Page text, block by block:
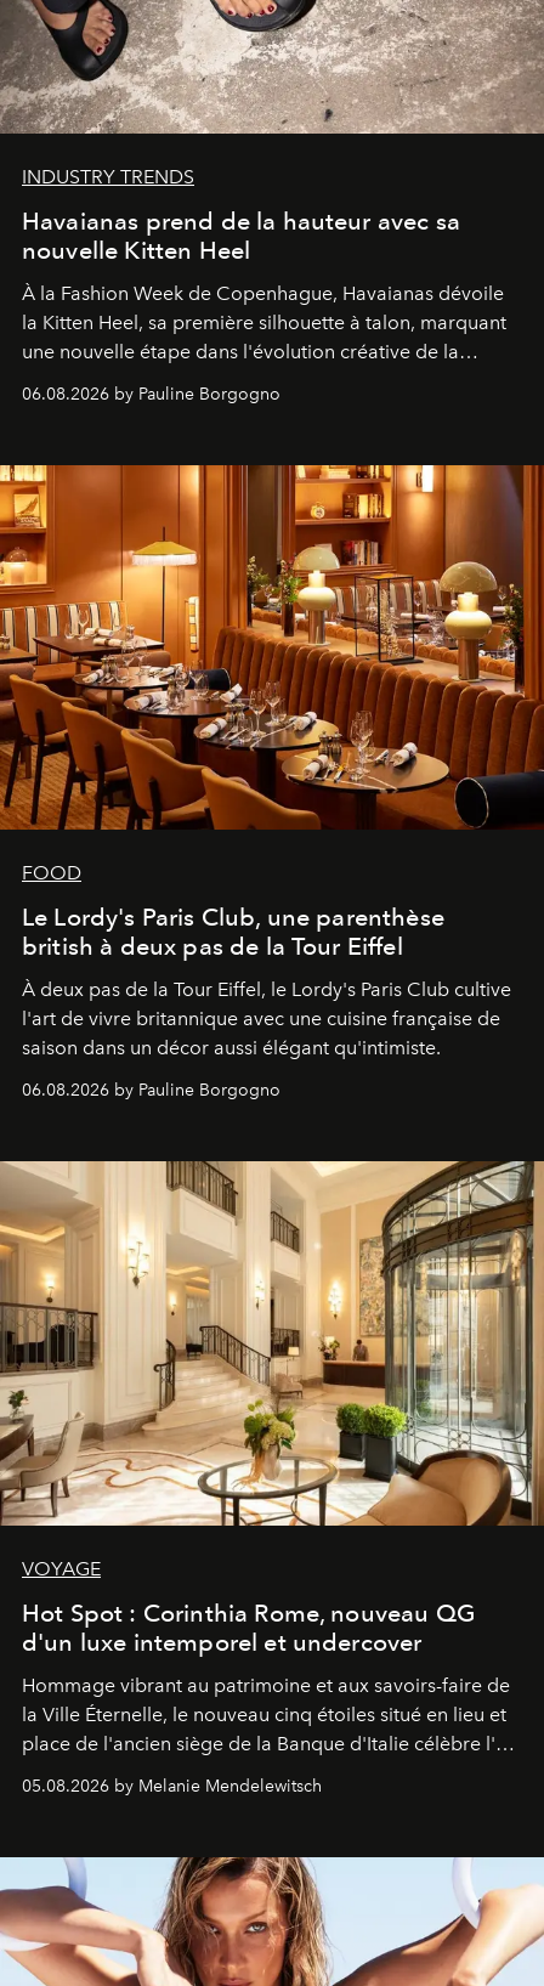
INDUSTRY TRENDS
Havaianas prend de la hauteur avec sa
nouvelle Kitten Heel
À la Fashion Week de Copenhague, Havaianas dévoile
la Kitten Heel, sa première silhouette à talon, marquant
une nouvelle étape dans l'évolution créative de la
06.08.2026 by Pauline Borgogno
FOOD
Le Lordy's Paris Club, une parenthèse
british à deux pas de la Tour Eiffel
À deux pas de la Tour Eiffel, le Lordy's Paris Club cultive
l'art de vivre britannique avec une cuisine française de
saison dans un décor aussi élégant qu'intimiste.
06.08.2026 by Pauline Borgogno
VOYAGE
Hot Spot : Corinthia Rome, nouveau QG
d'un luxe intemporel et undercover
Hommage vibrant au patrimoine et aux savoirs-faire de
la Ville Éternelle, le nouveau cinq étoiles situé en lieu et
place de l'ancien siège de la Banque d'Italie célèbre l'art
de vivre Romain dans toute son élégance intemporelle.
05.08.2026 by Melanie Mendelewitsch